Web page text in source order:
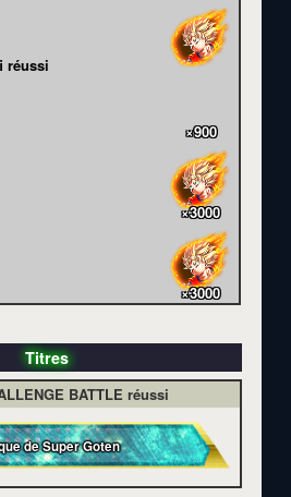
réussi
×900
×3000
×3000
Titres
BATTLE réussi
de Super Goten